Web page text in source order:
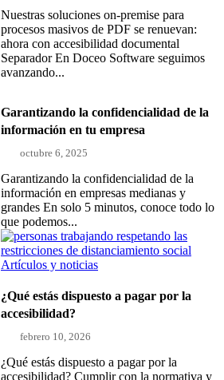
Nuestras soluciones on-premise para
procesos masivos de PDF se renuevan:
ahora con accesibilidad documental
Separador En Doceo Software seguimos
avanzando...
Garantizando la confidencialidad de la
información en tu empresa
octubre 6, 2025
Garantizando la confidencialidad de la
información en empresas medianas y
grandes En solo 5 minutos, conoce todo lo
que podemos...
Artículos y noticias
¿Qué estás dispuesto a pagar por la
accesibilidad?
febrero 10, 2026
¿Qué estás dispuesto a pagar por la
accesibilidad? Cumplir con la normativa y